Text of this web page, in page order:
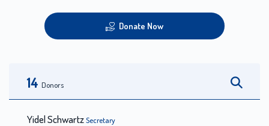
Donate Now
14 Donors
Yidel SchwartzSecretary